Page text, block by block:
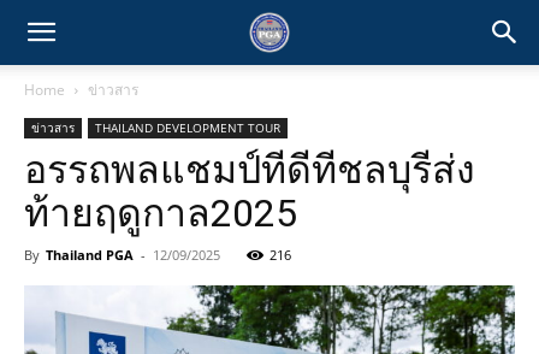
Home ข่าวสาร
ข่าวสาร THAILAND DEVELOPMENT TOUR
อรรถพลแชมป์ทีดีทีชลบุรีส่ง
ท้ายฤดูกาล2025
By Thailand PGA - 12/09/2025 216